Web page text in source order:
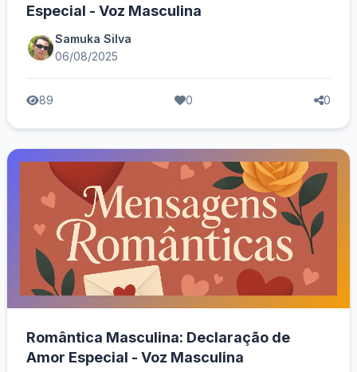
Especial - Voz Masculina
Samuka Silva
06/08/2025
89 0 0
Romântica Masculina: Declaração de
Amor Especial - Voz Masculina